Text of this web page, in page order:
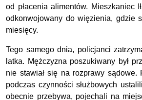
od płacenia alimentów. Mieszkaniec
odkonwojowany do więzienia, gdzie
miesięcy.
Tego samego dnia, policjanci
latka. Mężczyzna poszukiwany był
nie stawiał się na rozprawy sądowe.
podczas czynności służbowych
obecnie przebywa, pojechali na